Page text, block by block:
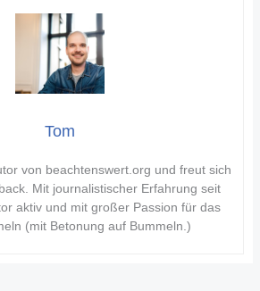
Tom
von beachtenswert.org und freut sich
Mit journalistischer Erfahrung seit
aktiv und mit großer Passion für das
(mit Betonung auf Bummeln.)